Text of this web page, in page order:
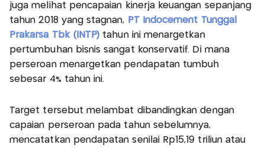
juga melihat pencapaian kinerja keuangan sepanjang
tahun 2018 yang stagnan,
PT Indocement Tunggal
Prakarsa Tbk (INTP) tahun ini menargetkan
pertumbuhan bisnis sangat konservatif. Di mana
perseroan menargetkan pendapatan tumbuh
sebesar 4% tahun ini.
Target tersebut melambat dibandingkan dengan
capaian perseroan pada tahun sebelumnya,
mencatatkan pendapatan senilai Rp15,19 triliun atau